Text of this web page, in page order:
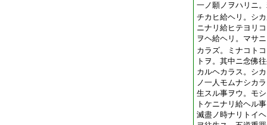
一ノ願ノヲハリニ
チカヒ給ヘリ。シ
ニナリ給ヒテヨリ
ヲヘ給ヘリ。マサ
カラズ。ミナコト
トヲ。其中ニ念佛
カルヘカラス。シ
ノ一人モムナシカ
生スル事ヲウ。モ
トケニナリ給ヘル
滅盡ノ時ナリトイ